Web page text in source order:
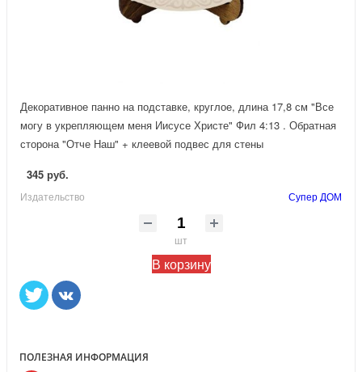
Декоративное панно на подставке, круглое, длина 17,8 см "Все
могу в укрепляющем меня Иисусе Христе" Фил 4:13 . Обратная
сторона "Отче Наш" + клеевой подвес для стены
345 руб.
Издательство Супер ДОМ
шт
В корзину
ПОЛЕЗНАЯ ИНФОРМАЦИЯ